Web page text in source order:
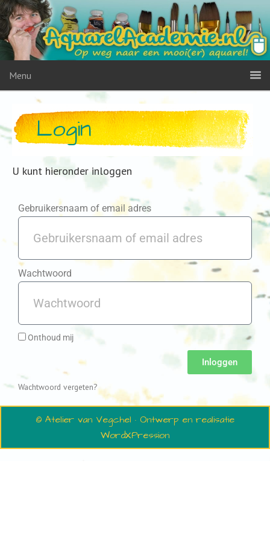
Menu
Login
U kunt hieronder inloggen
Gebruikersnaam of email adres
Wachtwoord
Onthoud mij
Inloggen
Wachtwoord vergeten?
© Atelier van Vegchel · Ontwerp en realisatie
WordXPression